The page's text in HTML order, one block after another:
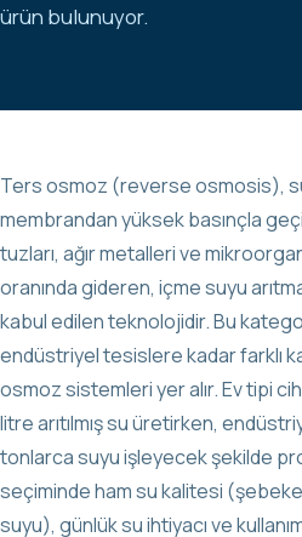
ürün bulunuyor.
Ters osmoz (reverse osmosis),
membrandan yüksek basınçla
tuzları, ağır metalleri ve
oranında gideren, içme suyu
kabul edilen teknolojidir. Bu
endüstriyel tesislere kadar farklı
osmoz sistemleri yer alır. Ev tipi
litre arıtılmış su üretirken,
tonlarca suyu işleyecek şekilde
seçiminde ham su kalitesi
suyu), günlük su ihtiyacı ve